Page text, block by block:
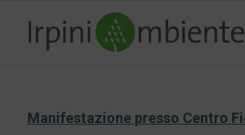
Manifestazione presso Centro